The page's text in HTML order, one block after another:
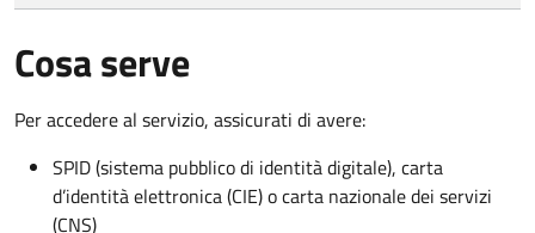
Cosa serve
Per accedere al servizio, assicurati di avere:
SPID (sistema pubblico di identità digitale), carta
d’identità elettronica (CIE) o carta nazionale dei servizi
(CNS)